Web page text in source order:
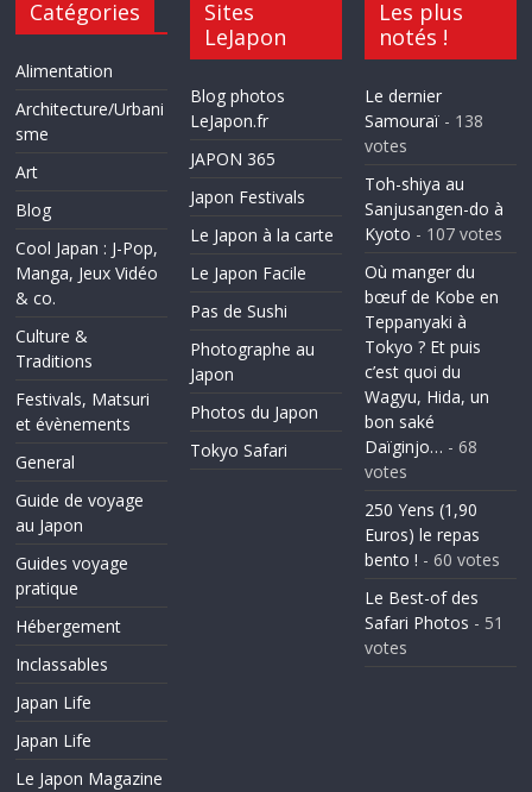
Catégories
Alimentation
Architecture/Urbani
sme
Art
Blog
Cool Japan : J-Pop,
Manga, Jeux Vidéo
& co.
Culture &
Traditions
Festivals, Matsuri
et évènements
General
Guide de voyage
au Japon
Guides voyage
pratique
Hébergement
Inclassables
Japan Life
Japan Life
Le Japon Magazine
Sites
LeJapon
Blog photos
LeJapon.fr
JAPON 365
Japon Festivals
Le Japon à la carte
Le Japon Facile
Pas de Sushi
Photographe au
Japon
Photos du Japon
Tokyo Safari
Les plus
notés !
Le dernier
Samouraï- 138
votes
Toh-shiya au
Sanjusangen-do à
Kyoto - 107 votes
Où manger du
bœuf de Kobe en
Teppanyaki à
Tokyo ? Et puis
c’est quoi du
Wagyu, Hida, un
bon saké
Daïginjo… - 68
votes
250 Yens (1,90
Euros) le repas
bento ! - 60 votes
Le Best-of des
Safari Photos - 51
votes